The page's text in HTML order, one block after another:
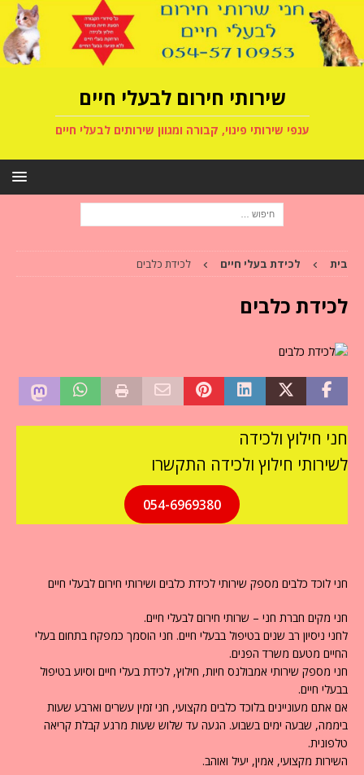
שירותי חירום לבעלי חיים
ענפי שירותי פינוי, קבורה ומגוון שירותים לבעלי חיים
בית לכידת בעלי חיים לכידת כלבים
לכידת כלבים
חני חילוץ ולכידה
לשירותי חילוץ ולכידה התקשרו
054-6969380
חני לוכד כלבים מספק שירותי לכידת כלבים ושירותי חירום לבעלי חיים
חני מקים חברת חני – שרותי חירום לבעלי חיים.
לחני ניסיון רב שנים בטיפול בבעלי חיים. חני הוסמך כמפקח בתחום בעלי
החיים מטעם משרד הפנים.
חני מספק שירותי אמבולנס חיות, חילוץ, לכידת בעלי חיים וסיוע בטיפול
בבעלי חיים.
אם אתם מעוניינים בלוכד כלבים מקצועי, חני זמין עשרים וארבע שעות
ביממה, שבעה ימים בשבוע. הגעה עד שלוש שעות מרגע קבלת קריאה
טלפונית.
השירות מקצועי, אמין, יעיל ואוהב.